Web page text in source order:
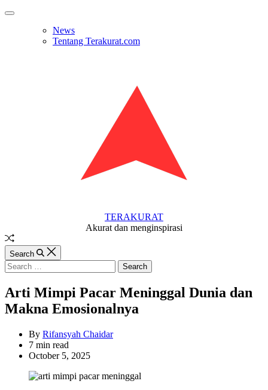
Skip
Off
News
Tentang Terakurat.com
TERAKURAT
Akurat dan menginspirasi
Random
Article
Search
Search
for:
Arti Mimpi Pacar Meninggal Dunia dan
Makna Emosionalnya
By Rifansyah Chaidar
Estimated
read
7 min read
October 5, 2025